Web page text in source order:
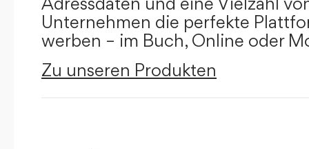
Unternehmen die perfekte
werben – im Buch, Online oder
Zu unseren Produkten